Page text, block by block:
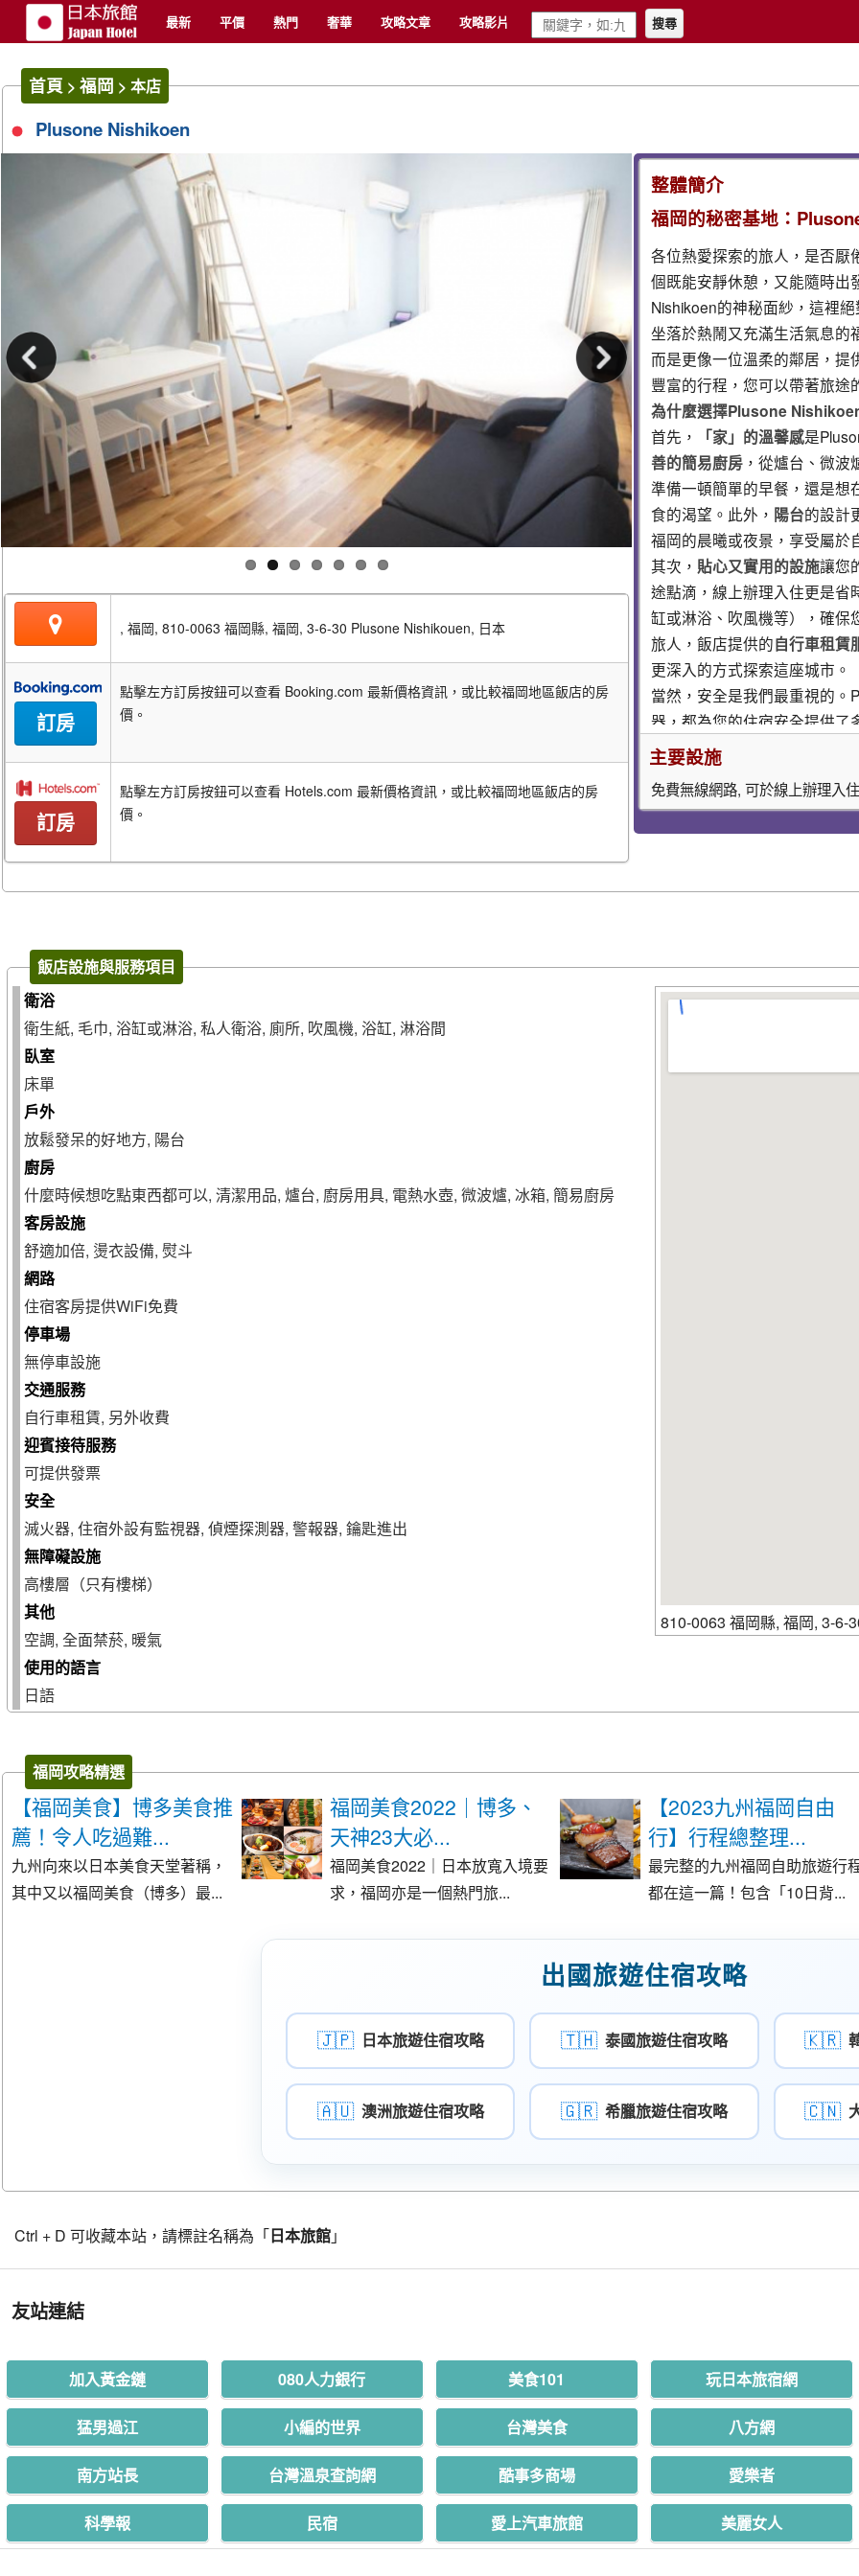
最新 平價 熱門 奢華 攻略文章 攻略影片 搜尋
首頁 > 福岡 > 本店
Plusone Nishikoen
, 福岡, 810-0063 福岡縣, 福岡, 3-6-30 Plusone Nishikouen, 日本
訂房
點擊左方訂房按鈕可以查看 Booking.com 最新價格資訊，或比較福岡地區飯店的房
價。
訂房
點擊左方訂房按鈕可以查看 Hotels.com 最新價格資訊，或比較福岡地區飯店的房
價。
整體簡介
福岡的秘密基地：
各位熱愛探索的旅人，是否厭
個既能安靜休憩，又能隨時出
Nishikoen的神秘面紗，這裡
坐落於熱鬧又充滿生活氣息的
而是更像一位溫柔的鄰居，提
豐富的行程，您可以帶著旅途
為什麼選擇Plusone
首先， 「家」的溫馨感是
善的簡易廚房 ，從爐台、微
準備一頓簡單的早餐，還是想
食的渴望。此外， 陽台的設計
福岡的晨曦或夜景，享受屬於
其次， 貼心又實用的設施讓您
途點滴，線上辦理入住更是省
缸或淋浴、吹風機等），確保
旅人，飯店提供的自行車租賃
更深入的方式探索這座城市。
當然，安全是我們最重視的。
器，都為您的住宿安全提供了
福岡必訪景點推薦，讓你的旅
選擇Plusone Nishikoen，您
短暫的車程，就能輕鬆抵達以
大濠公園 (Ohori Park)：
舞鶴公園 (Maizuru Park)
錯過的。無論是否有賽事
福岡市博物館 (Fukuoka
主要設施
免費無線網路, 可於線上辦理入住
飯店設施與服務項目
衛浴
衛生紙, 毛巾, 浴缸或淋浴, 私人衛浴, 廁所, 吹風機, 浴缸, 淋浴間
臥室
床單
戶外
放鬆發呆的好地方, 陽台
廚房
什麼時候想吃點東西都可以, 清潔用品, 爐台, 廚房用具, 電熱水壺, 微波爐, 冰箱, 簡易廚房
客房設施
舒適加倍, 燙衣設備, 熨斗
網路
住宿客房提供WiFi免費
停車場
無停車設施
交通服務
自行車租賃, 另外收費
迎賓接待服務
可提供發票
安全
滅火器, 住宿外設有監視器, 偵煙探測器, 警報器, 鑰匙進出
無障礙設施
高樓層（只有樓梯）
其他
空調, 全面禁菸, 暖氣
使用的語言
日語
810-0063 福岡縣, 福岡, 3-6-
福岡攻略精選
【福岡美食】博多美食推
薦！令人吃過難...
九州向來以日本美食天堂著稱，
其中又以福岡美食（博多）最...
福岡美食2022｜博多、
天神23大必...
福岡美食2022｜日本放寬入境要
求，福岡亦是一個熱門旅...
【2023九州福岡自由
行】行程總整理...
最完整的九州福岡自助旅遊行
都在這一篇！包含「10日背...
出國旅遊住宿攻略
🇯🇵 日本旅遊住宿攻略 🇹🇭 泰國旅遊住宿攻略 🇰🇷
🇦🇺 澳洲旅遊住宿攻略 🇬🇷 希臘旅遊住宿攻略 🇨🇳
Ctrl + D 可收藏本站，請標註名稱為「日本旅館」
友站連結
加入黃金鏈 080人力銀行 美食101 玩日本旅宿網
猛男過江 小編的世界 台灣美食 八方網
南方站長 台灣溫泉查詢網 酷事多商場 愛樂者
科學報 民宿 愛上汽車旅館 美麗女人